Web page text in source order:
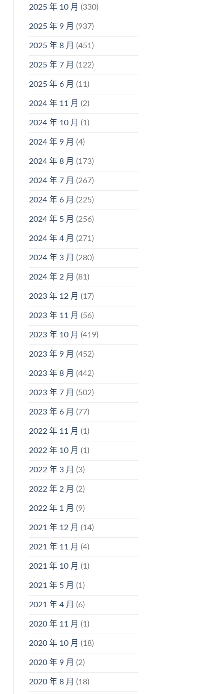
2025 年 10 月 (330)
2025 年 9 月 (937)
2025 年 8 月 (451)
2025 年 7 月 (122)
2025 年 6 月 (11)
2024 年 11 月 (2)
2024 年 10 月 (1)
2024 年 9 月 (4)
2024 年 8 月 (173)
2024 年 7 月 (267)
2024 年 6 月 (225)
2024 年 5 月 (256)
2024 年 4 月 (271)
2024 年 3 月 (280)
2024 年 2 月 (81)
2023 年 12 月 (17)
2023 年 11 月 (56)
2023 年 10 月 (419)
2023 年 9 月 (452)
2023 年 8 月 (442)
2023 年 7 月 (502)
2023 年 6 月 (77)
2022 年 11 月 (1)
2022 年 10 月 (1)
2022 年 3 月 (3)
2022 年 2 月 (2)
2022 年 1 月 (9)
2021 年 12 月 (14)
2021 年 11 月 (4)
2021 年 10 月 (1)
2021 年 5 月 (1)
2021 年 4 月 (6)
2020 年 11 月 (1)
2020 年 10 月 (18)
2020 年 9 月 (2)
2020 年 8 月 (18)